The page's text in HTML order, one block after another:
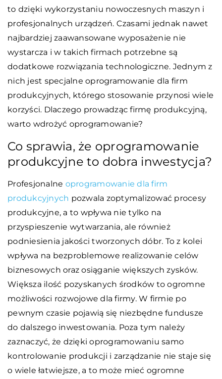
to dzięki wykorzystaniu nowoczesnych maszyn i
profesjonalnych urządzeń. Czasami jednak nawet
najbardziej zaawansowane wyposażenie nie
wystarcza i w takich firmach potrzebne są
dodatkowe rozwiązania technologiczne. Jednym z
nich jest specjalne oprogramowanie dla firm
produkcyjnych, którego stosowanie przynosi wiele
korzyści. Dlaczego prowadząc firmę produkcyjną,
warto wdrożyć oprogramowanie?
Co sprawia, że oprogramowanie
produkcyjne to dobra inwestycja?
Profesjonalne oprogramowanie dla firm
produkcyjnych pozwala zoptymalizować procesy
produkcyjne, a to wpływa nie tylko na
przyspieszenie wytwarzania, ale również
podniesienia jakości tworzonych dóbr. To z kolei
wpływa na bezproblemowe realizowanie celów
biznesowych oraz osiąganie większych zysków.
Większa ilość pozyskanych środków to ogromne
możliwości rozwojowe dla firmy. W firmie po
pewnym czasie pojawią się niezbędne fundusze
do dalszego inwestowania. Poza tym należy
zaznaczyć, że dzięki oprogramowaniu samo
kontrolowanie produkcji i zarządzanie nie staje się
o wiele łatwiejsze, a to może mieć ogromne